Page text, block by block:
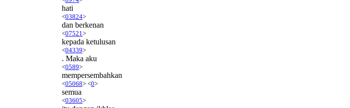
hati
<03824>
dan berkenan
<07521 >
kepada ketulusan
<04339>
. Maka aku
<0589>
mempersembahkan
<05068> <0>
semua
<03605>